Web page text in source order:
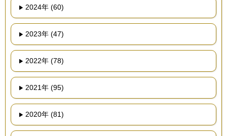
2024年 (60)
2023年 (47)
2022年 (78)
2021年 (95)
2020年 (81)